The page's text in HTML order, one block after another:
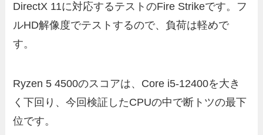
DirectX 11に対応するテストのFire Strikeです。フ
ルHD解像度でテストするので、負荷は軽めで
す。
Ryzen 5 4500のスコアは、Core i5-12400を大き
く下回り、今回検証したCPUの中で断トツの最下
位です。